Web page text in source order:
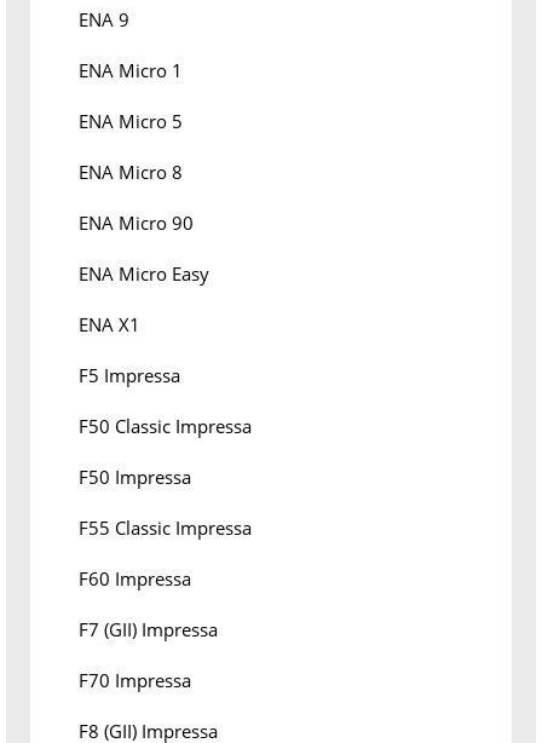
ENA 9
ENA Micro 1
ENA Micro 5
ENA Micro 8
ENA Micro 90
ENA Micro Easy
ENA X1
F5 Impressa
F50 Classic Impressa
F50 Impressa
F55 Classic Impressa
F60 Impressa
F7 (GII) Impressa
F70 Impressa
F8 (GII) Impressa